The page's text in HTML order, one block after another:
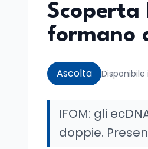
Scoperta
formano
Ascolta
IFOM: gli
doppie.